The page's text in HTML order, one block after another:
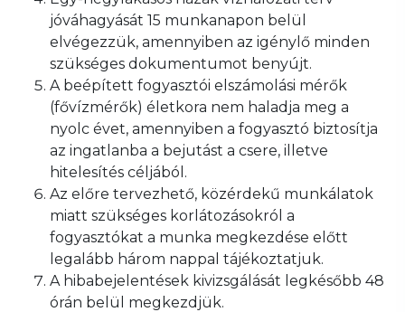
jóváhagyását 15 munkanapon belül
elvégezzük, amennyiben az igénylő minden
szükséges dokumentumot benyújt.
A beépített fogyasztói elszámolási mérők
(fővízmérők) életkora nem haladja meg a
nyolc évet, amennyiben a fogyasztó biztosítja
az ingatlanba a bejutást a csere, illetve
hitelesítés céljából.
Az előre tervezhető, közérdekű munkálatok
miatt szükséges korlátozásokról a
fogyasztókat a munka megkezdése előtt
legalább három nappal tájékoztatjuk.
A hibabejelentések kivizsgálását legkésőbb 48
órán belül megkezdjük.